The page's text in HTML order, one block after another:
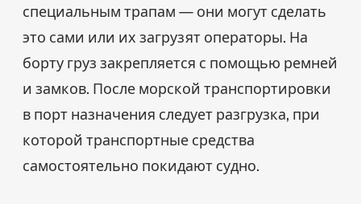
специальным трапам — они могут сделать
это сами или их загрузят операторы. На
борту груз закрепляется с помощью ремней
и замков. После морской транспортировки
в порт назначения следует разгрузка, при
которой транспортные средства
самостоятельно покидают судно.